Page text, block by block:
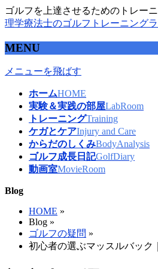
ゴルフを上達させるためのトレー
理学療法士のゴルフトレーニング
MENU
メニューを飛ばす
ホームHOME
実験＆実践の部屋LabRoom
トレーニングTraining
ケガとケアInjury and Care
からだのしくみBodyAnalysis
ゴルフ成長日記GolfDiary
動画室MovieRoom
Blog
HOME »
Blog »
ゴルフの疑問 »
初心者の選ぶマッスルバック